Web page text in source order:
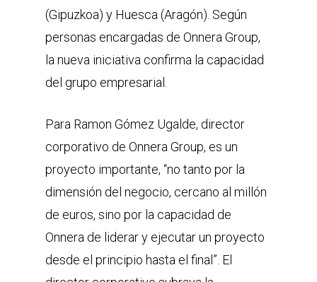
(Gipuzkoa) y Huesca (Aragón). Según
personas encargadas de Onnera Group,
la nueva iniciativa confirma la capacidad
del grupo empresarial.
Para Ramon Gómez Ugalde, director
corporativo de Onnera Group, es un
proyecto importante, “no tanto por la
dimensión del negocio, cercano al millón
de euros, sino por la capacidad de
Onnera de liderar y ejecutar un proyecto
desde el principio hasta el final”. El